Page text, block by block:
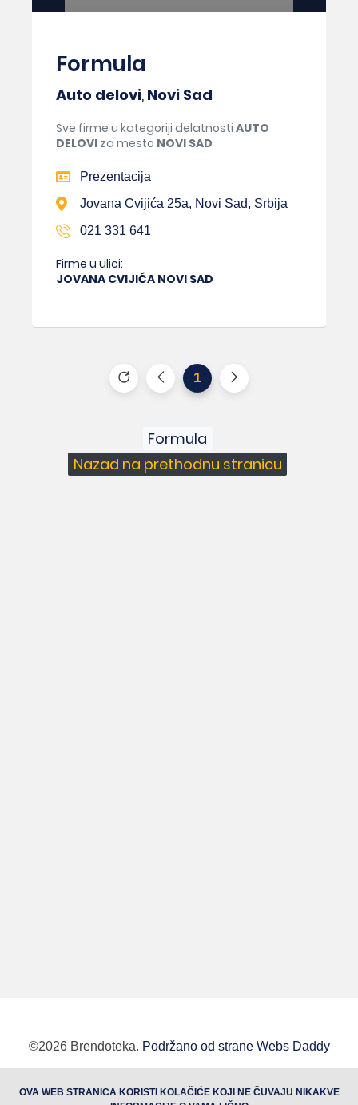
Formula
Auto delovi, Novi Sad
Sve firme u kategoriji delatnosti AUTO
DELOVI za mesto NOVI SAD
Prezentacija
Jovana Cvijića 25a, Novi Sad, Srbija
021 331 641
Firme u ulici:
JOVANA CVIJIĆA NOVI SAD
1
Formula
Nazad na prethodnu stranicu
©2026 Brendoteka. Podržano od strane Webs Daddy
optimizacija sajtova, web marketing
OVA WEB STRANICA KORISTI KOLAČIĆE KOJI NE ČUVAJU NIKAKVE